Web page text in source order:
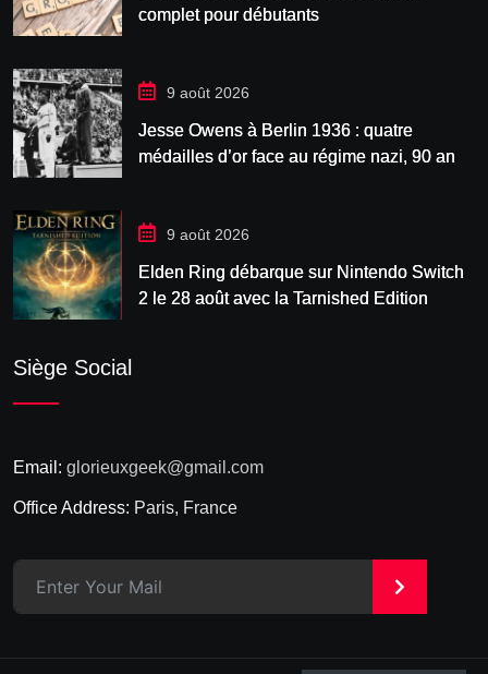
complet pour débutants
9 août 2026
Jesse Owens à Berlin 1936 : quatre
médailles d’or face au régime nazi, 90 ans
9 août 2026
Elden Ring débarque sur Nintendo Switch
2 le 28 août avec la Tarnished Edition
Siège Social
Email: glorieuxgeek@gmail.com
Office Address: Paris, France
>